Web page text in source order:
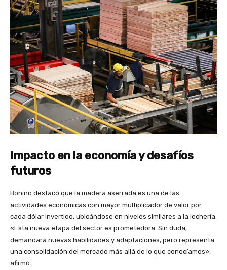
Impacto en la economía y desafíos
futuros
Bonino destacó que la madera aserrada es una de las
actividades económicas con mayor multiplicador de valor por
cada dólar invertido, ubicándose en niveles similares a la lechería.
«Esta nueva etapa del sector es prometedora. Sin duda,
demandará nuevas habilidades y adaptaciones, pero representa
una consolidación del mercado más allá de lo que conocíamos»,
afirmó.